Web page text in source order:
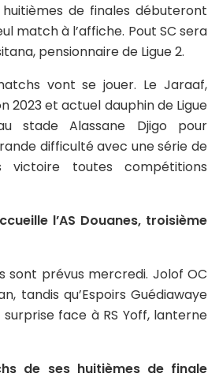
de finales débuteront
match à l’affiche. Pout SC sera
pensionnaire de Ligue 2.
vont se jouer. Le Jaraaf,
2023 et actuel dauphin de Ligue
stade Alassane Djigo pour
difficulté avec une série de
victoire toutes compétitions
l’AS Douanes, troisième
sont prévus mercredi. Jolof OC
tandis qu’Espoirs Guédiawaye
face à RS Yoff, lanterne
de ses huitièmes de finale